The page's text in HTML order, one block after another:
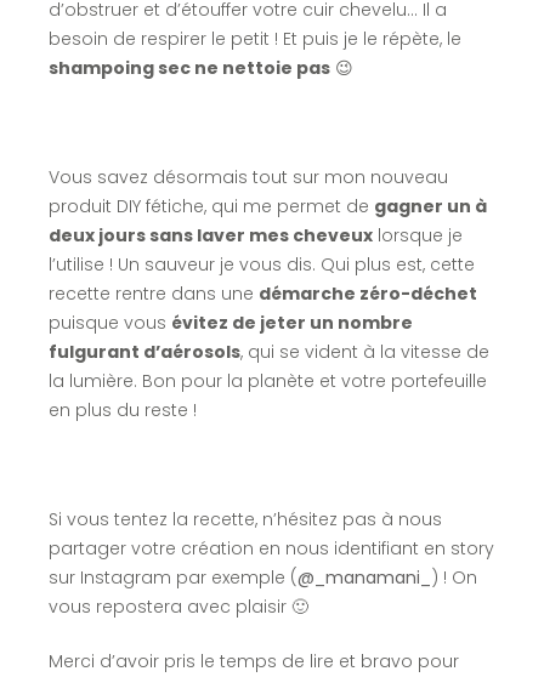
d’obstruer et d’étouffer votre cuir chevelu… Il a
besoin de respirer le petit ! Et puis je le répète, le
shampoing sec ne nettoie pas😉
Vous savez désormais tout sur mon nouveau
produit DIY fétiche, qui me permet de gagner un à
deux jours sans laver mes cheveuxlorsque je
l’utilise ! Un sauveur je vous dis. Qui plus est, cette
recette rentre dans une démarche zéro-déchet
puisque vous évitez de jeter un nombre
fulgurant d’aérosols, qui se vident à la vitesse de
la lumière. Bon pour la planète et votre portefeuille
en plus du reste !
Si vous tentez la recette, n’hésitez pas à nous
partager votre création en nous identifiant en story
sur Instagram par exemple (@_manamani_ ) ! On
vous repostera avec plaisir 🙂
Merci d’avoir pris le temps de lire et bravo pour